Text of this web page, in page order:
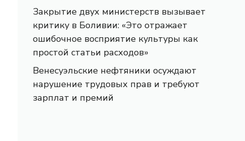
Закрытие двух министерств вызывает
критику в Боливии: «Это отражает
ошибочное восприятие культуры как
простой статьи расходов»
Венесуэльские нефтяники осуждают
нарушение трудовых прав и требуют
зарплат и премий